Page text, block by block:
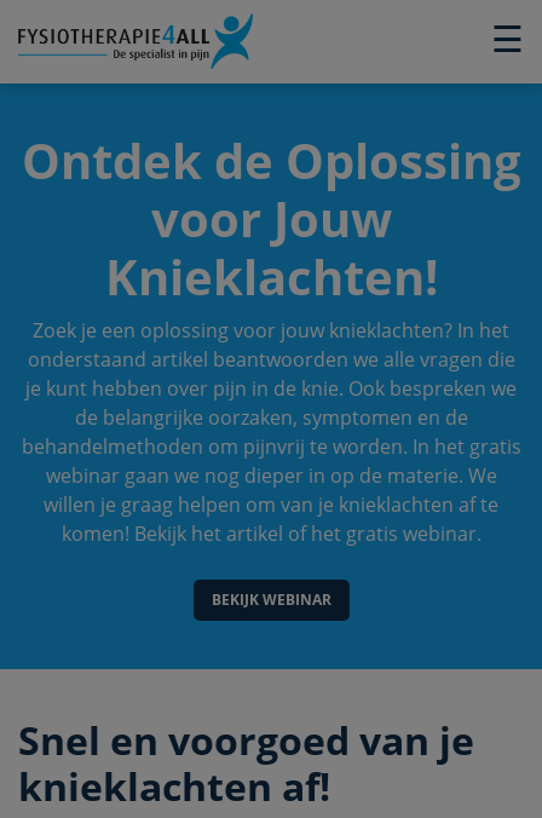
☰
×
Ontdek de Oplossing
voor Jouw
Knieklachten!
Zoek je een oplossing voor jouw knieklachten? In het
onderstaand artikel beantwoorden we alle vragen die
je kunt hebben over pijn in de knie. Ook bespreken we
de belangrijke oorzaken, symptomen en de
behandelmethoden om pijnvrij te worden. In het gratis
webinar gaan we nog dieper in op de materie. We
willen je graag helpen om van je knieklachten af te
komen! Bekijk het artikel of het gratis webinar.
BEKIJK WEBINAR
Snel en voorgoed van je
knieklachten af!